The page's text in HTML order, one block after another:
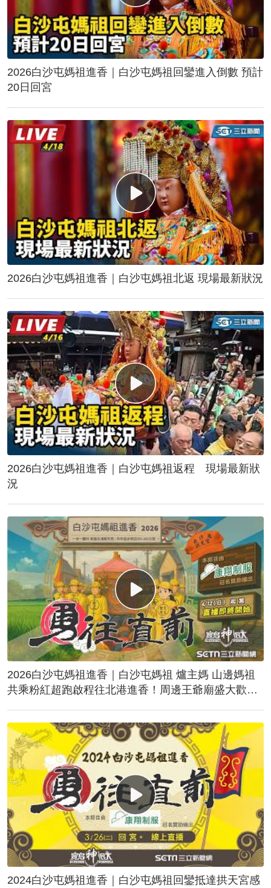
2026白沙屯媽祖進香｜白沙屯媽祖回鑾進入倒數 預計
20日回宮
2026白沙屯媽祖進香｜白沙屯媽祖北返 現場最新狀況
2026白沙屯媽祖進香｜白沙屯媽祖返程 現場最新狀
況
2026白沙屯媽祖進香｜白沙屯媽祖 爐主媽 山邊媽祖
共乘粉紅超跑啟程往北港進香！周邊王爺廟盛大歡
2024白沙屯媽祖進香｜白沙屯媽祖回鑾抵達拱天宮感